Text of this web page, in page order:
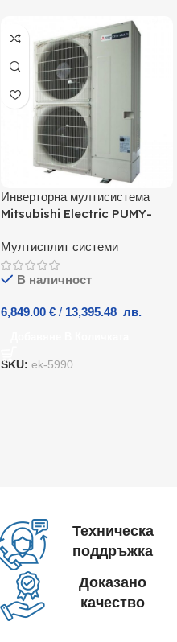
Инверторна мултисистема
Mitsubishi Electric PUMY-
Мултисплит системи
В наличност
6,849.00 € / 13,395.48 лв.
SKU: ek-5990
Техническа
поддръжка
Доказано
качество